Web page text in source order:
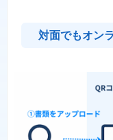
対面でもオン